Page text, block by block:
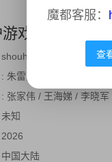
戏
shouhuyouxi
: 朱雷蒙 / 吴艺婕
: 张家伟 / 王海娣 / 李晓军
未知
2026
中国大陆
魔都客服：
查